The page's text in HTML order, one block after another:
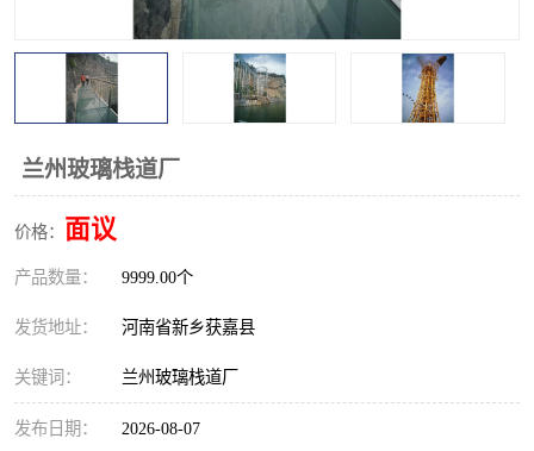
兰州玻璃栈道厂
价格： 面议
产品数量： 9999.00个
发货地址： 河南省新乡获嘉县
关键词： 兰州玻璃栈道厂
发布日期： 2026-08-07
网红桥
拓展器材 丛林穿越设备
玻璃栈道